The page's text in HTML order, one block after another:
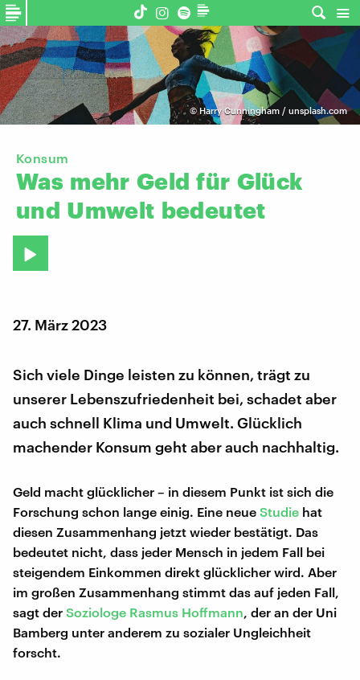
©Harry Cunningham / unsplash.com
Konsum
Was mehr Geld für Glück
und Umwelt bedeutet
27. März 2023
Sich viele Dinge leisten zu können, trägt zu
unserer Lebenszufriedenheit bei, schadet aber
auch schnell Klima und Umwelt. Glücklich
machender Konsum geht aber auch nachhaltig.
Geld macht glücklicher – in diesem Punkt ist sich die
Forschung schon lange einig. Eine neue Studie hat
diesen Zusammenhang jetzt wieder bestätigt. Das
bedeutet nicht, dass jeder Mensch in jedem Fall bei
steigendem Einkommen direkt glücklicher wird. Aber
im großen Zusammenhang stimmt das auf jeden Fall,
sagt der Soziologe Rasmus Hoffmann , der an der Uni
Bamberg unter anderem zu sozialer Ungleichheit
forscht.